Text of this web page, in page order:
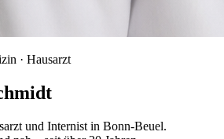
· Hausarzt
und Internist in Bonn-Beuel.